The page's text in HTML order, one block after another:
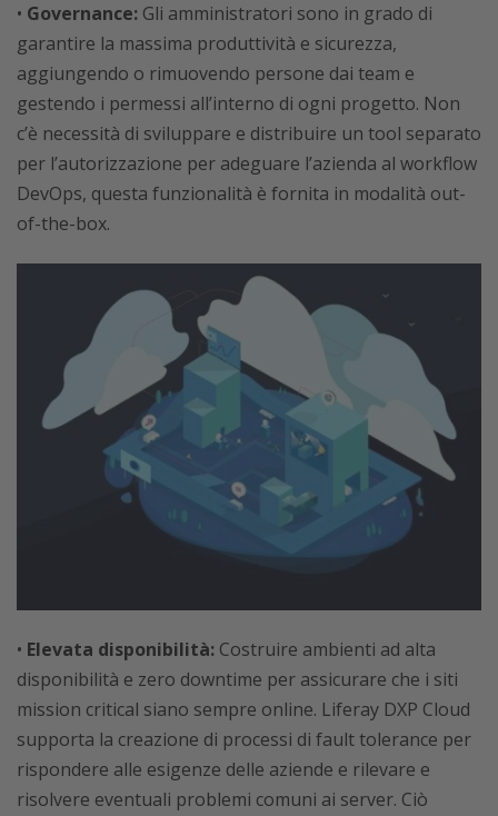
• Governance: Gli amministratori sono in grado di
garantire la massima produttività e sicurezza,
aggiungendo o rimuovendo persone dai team e
gestendo i permessi all’interno di ogni progetto. Non
c’è necessità di sviluppare e distribuire un tool separato
per l’autorizzazione per adeguare l’azienda al workflow
DevOps, questa funzionalità è fornita in modalità out-
of-the-box.
• Elevata disponibilità: Costruire ambienti ad alta
disponibilità e zero downtime per assicurare che i siti
mission critical siano sempre online. Liferay DXP Cloud
supporta la creazione di processi di fault tolerance per
rispondere alle esigenze delle aziende e rilevare e
risolvere eventuali problemi comuni ai server. Ciò